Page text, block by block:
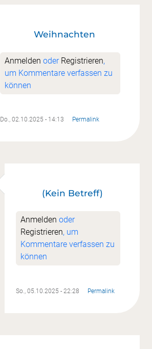
Weihnachten
Anmelden oder Registrieren,
um Kommentare verfassen zu
können
Do., 02.10.2025 - 14:13 Permalink
WeihnachtenvonSteffi Wießner
(Kein Betreff)
Anmelden oder
Registrieren, um
Kommentare verfassen zu
können
So., 05.10.2025 - 22:28 Permalink